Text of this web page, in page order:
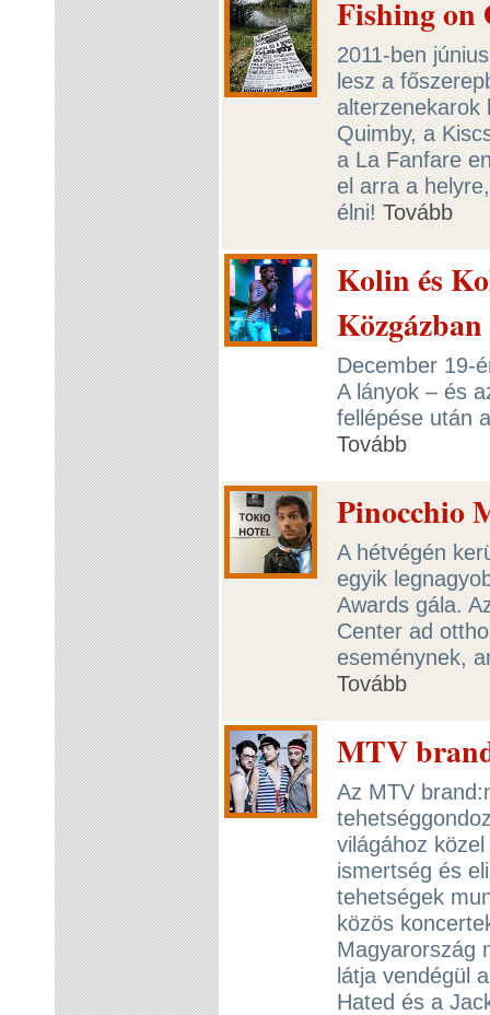
Fishing on
2011-ben
lesz a
alterzenekarok
Quimby, a
a La Fanfare
el arra a
élni! Tovább
Kolin és
Közgázban
December 19-
A lányok – és
fellépése után
Tovább
Pinocchio
A hétvégén
egyik
Awards gála.
Center ad
eseménynek,
Tovább
MTV
Az MTV
világához
ismertség és
tehetségek
közös
Magyarország
látja vendégül
Hated és a